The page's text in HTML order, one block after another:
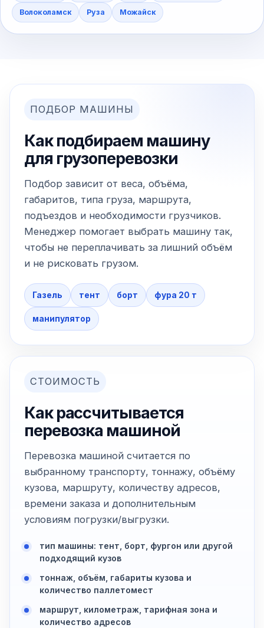
Волоколамск Руза Можайск
ПОДБОР МАШИНЫ
Как подбираем машину
для грузоперевозки
Подбор зависит от веса, объёма,
габаритов, типа груза, маршрута,
подъездов и необходимости грузчиков.
Менеджер помогает выбрать машину так,
чтобы не переплачивать за лишний объём
и не рисковать грузом.
Газель тент борт фура 20 т
манипулятор
СТОИМОСТЬ
Как рассчитывается
перевозка машиной
Перевозка машиной считается по
выбранному транспорту, тоннажу, объёму
кузова, маршруту, количеству адресов,
времени заказа и дополнительным
условиям погрузки/выгрузки.
тип машины: тент, борт, фургон или другой
подходящий кузов
тоннаж, объём, габариты кузова и
количество паллетомест
маршрут, километраж, тарифная зона и
количество адресов